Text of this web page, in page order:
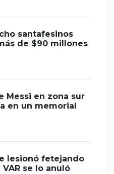
santafesinos
de $90 millones
Messi en zona sur
en un memorial
lesionó fetejando
se lo anuló